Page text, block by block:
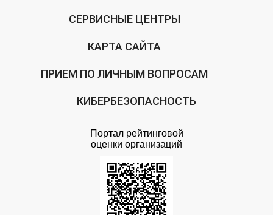
СЕРВИСНЫЕ ЦЕНТРЫ
КАРТА САЙТА
ПРИЕМ ПО ЛИЧНЫМ ВОПРОСАМ
КИБЕРБЕЗОПАСНОСТЬ
Портал рейтинговой
оценки организаций